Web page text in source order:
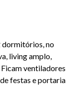
dormitórios, no
living amplo,
ventiladores
festas e portaria